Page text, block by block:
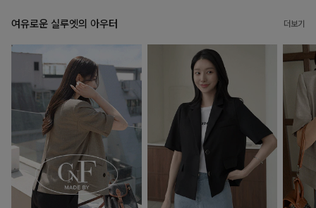
여유로운 실루엣의 아우터 더보기